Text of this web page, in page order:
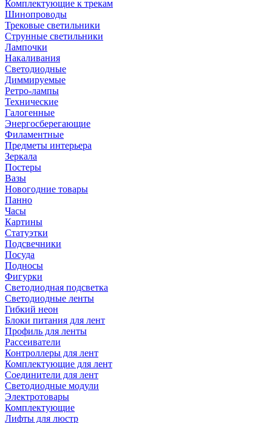
Комплектующие к трекам
Шинопроводы
Трековые светильники
Струнные светильники
Лампочки
Накаливания
Светодиодные
Диммируемые
Ретро-лампы
Технические
Галогенные
Энергосберегающие
Филаментные
Предметы интерьера
Зеркала
Постеры
Вазы
Новогодние товары
Панно
Часы
Картины
Статуэтки
Подсвечники
Посуда
Подносы
Фигурки
Светодиодная подсветка
Светодиодные ленты
Гибкий неон
Блоки питания для лент
Профиль для ленты
Рассеиватели
Контроллеры для лент
Комплектующие для лент
Соединители для лент
Светодиодные модули
Электротовары
Комплектующие
Лифты для люстр